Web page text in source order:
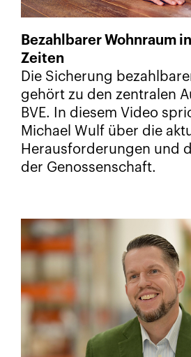
Bezahlbarer Wohnraum
Zeiten
Die Sicherung
gehört zu den zentralen
BVE. In diesem Video
Michael Wulf über die
Herausforderungen und
der Genossenschaft.